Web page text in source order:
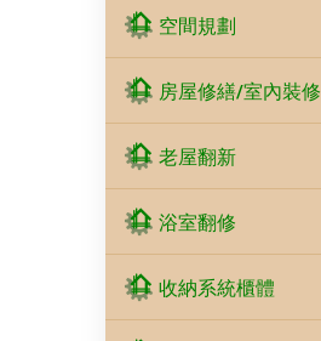
空間規劃
房屋修繕/室內裝修
老屋翻新
浴室翻修
收納系統櫃體